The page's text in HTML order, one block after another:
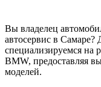
Вы владелец
автосервис в
специализируемся на
BMW, предоставляя
моделей.